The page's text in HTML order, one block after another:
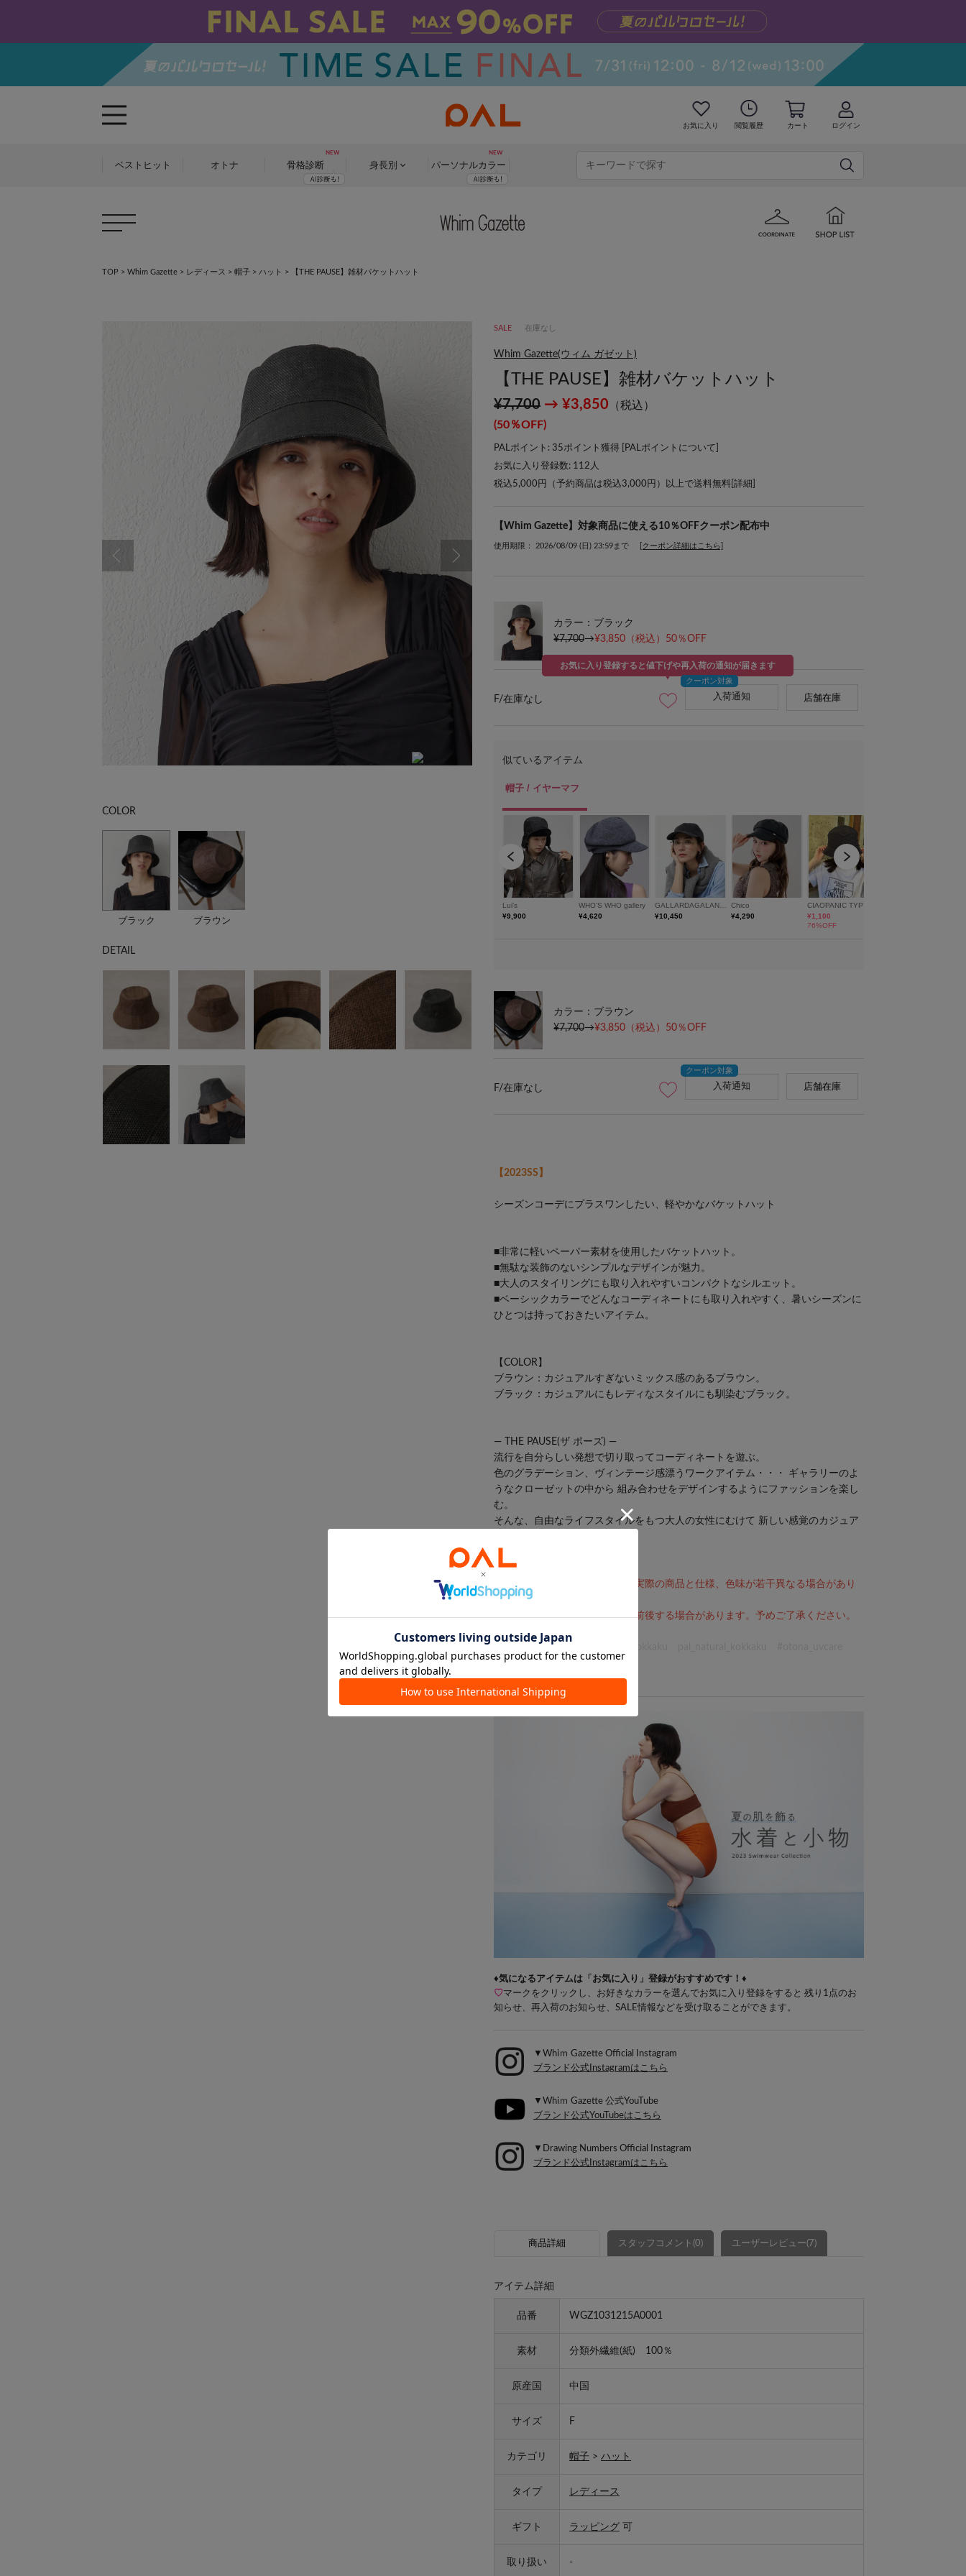
お気に入り 閲覧履歴 カート ログイン
ベストヒット オトナ 骨格診断 身長別 パーソナルカラー
TOP > Whim Gazette > レディース > 帽子 > ハット > 【THE PAUSE】雑材バケットハット
COLOR
ブラック ブラウン
DETAIL
SALE 在庫なし
Whim Gazette(ウィム ガゼット)
【THE PAUSE】雑材バケットハット
¥7,700 → ¥3,850 （税込）
(50％OFF)
PALポイント: 35ポイント獲得 [ PALポイントについて
お気に入り登録数: 112 人
税込5,000円（予約商品は税込3,000円）以上で送料無料[ 詳細
【Whim Gazette】対象商品に使える10％OFFクーポン配布中
使用期限： 2026/08/09 (日) 23:59まで [クーポン詳細はこちら]
カラー：ブラック
¥7,700→¥3,850 （税込）50％OFF
F/在庫なし
お気に入り登録すると値下げや再入荷の通知が届きます
入荷通知 店舗在庫
カラー：ブラウン
¥7,700→¥3,850 （税込）50％OFF
F/在庫なし 入荷通知 店舗在庫
【2023SS】
シーズンコーデにプラスワンしたい、軽やかなバケットハット
■非常に軽いペーパー素材を使用したバケットハット。
■無駄な装飾のないシンプルなデザインが魅力。
■大人のスタイリングにも取り入れやすいコンパクトなシルエット。
■ベーシックカラーでどんなコーディネートにも取り入れやすく、暑いシーズンに
ひとつは持っておきたいアイテム。
【COLOR】
ブラウン：カジュアルすぎないミックス感のあるブラウン。
ブラック：カジュアルにもレディなスタイルにも馴染むブラック。
― THE PAUSE(ザ ポーズ) ―
流行を自分らしい発想で切り取ってコーディネートを遊ぶ。
色のグラデーション、ヴィンテージ感漂うワークアイテム・・・ ギャラリーのよ
うなクローゼットの中から 組み合わせをデザインするようにファッションを楽し
む。
そんな、自由なライフスタイルをもつ大人の女性にむけて 新しい感覚のカジュア
※画像の商品はサンプルです。実際の商品と仕様、色味が若干異なる場合があり
ます。
※入荷状況によりお届け予定が前後する場合があります。予めご了承ください。
otona_mothersday pal_wave_kokkaku pal_natural_kokkaku #otona_uvcare
♦気になるアイテムは「お気に入り」登録がおすすめです！♦
♡マークをクリックし、お好きなカラーを選んでお気に入り登録をすると 残り1点のお
知らせ、再入荷のお知らせ、SALE情報などを受け取ることができます。
▼Whiｍ Gazette Official Instagram
ブランド公式Instagramはこちら
▼Whiｍ Gazette 公式YouTube
ブランド公式YouTubeはこちら
▼Drawing Numbers Official Instagram
ブランド公式Instagramはこちら
商品詳細 スタッフコメント(0) ユーザーレビュー(7)
アイテム詳細
品番 WGZ1031215A0001
素材 分類外繊維(紙) 100％
原産国 中国
サイズ F
カテゴリ 帽子 > ハット
タイプ レディース
ギフト ラッピング 可
取り扱い -